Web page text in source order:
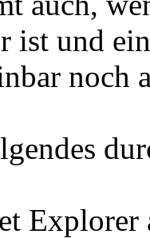
ist und
noch
Explorer